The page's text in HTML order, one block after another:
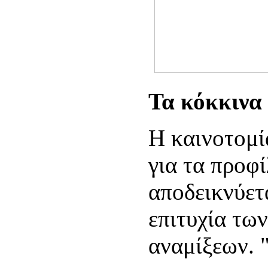
Τα κόκκινα
Η
για τα
επιτυχία
αναμίξεων.